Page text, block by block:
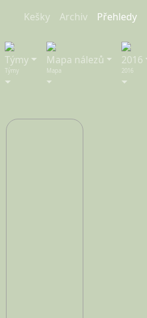
Kešky Archiv Přehledy
Týmy
Týmy
Mapa nálezů
Mapa
2016
2016